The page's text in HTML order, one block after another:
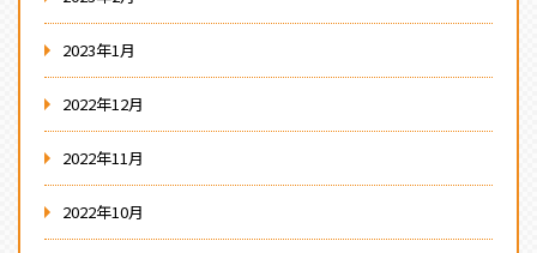
2023年1月
2022年12月
2022年11月
2022年10月